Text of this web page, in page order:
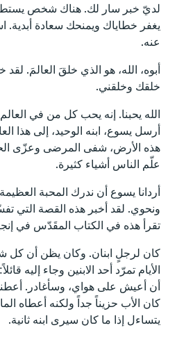
لديّ خبر سار لك. هناك شخص
يغفر خطاياك ويمنحك سعادة
عنه.
أبوه، الله، هو الذي خلقَ العالمَ.
خلقك وخلقني.
الله يحبنا. إنه يحب كل من في
أرسل يسوع، ابنه الوحيد، إلى هذا
هذه الأرض، شفى المرضى وعزّى
علّم الناس أشياء كثيرة.
أردانا يسوع أن ندرك المحبة
ونحوي. لقد أخبر هذه القصة التي
تقرأ هذه في الكتاب المقَدّس في إنجيل لوقا.
كان لرجلٍ ابنان. وكان يظن أن كل
الأيام تمرّد أحد الابنين وجاء إليه
أن أعيش على هواي، وسأغادر.
كان الأب حزيناً جداً ولكنه أعطاه
يتساءل إذا ما كان سيرى ابنه ثانية.